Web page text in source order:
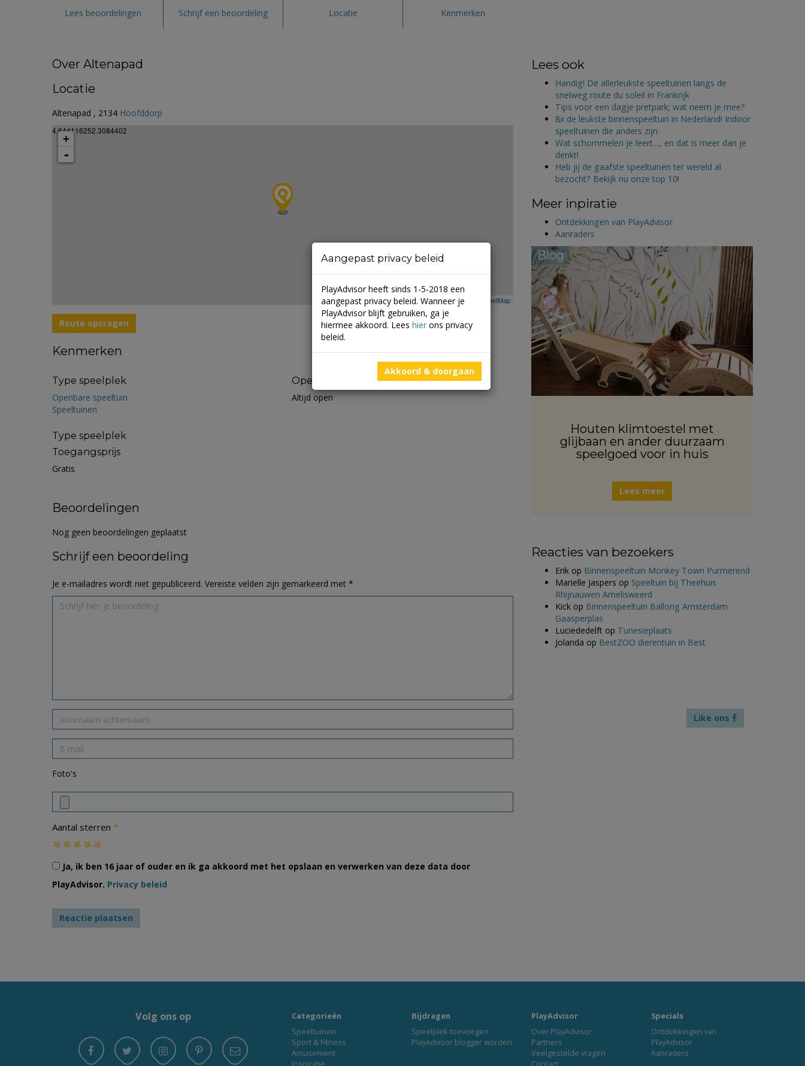
Lees beoordelingen Schrijf een beoordeling Locatie Kenmerken
Over Altenapad
Locatie
Altenapad , 2134 Hoofddorp
4.644116252.3084402
+
-
Leaflet | ©Mapbox © OpenStreetMap
Route opvragen
Kenmerken
Type speelplek
Openbare speeltuin
Speeltuinen
Type speelplek
Toegangsprijs
Gratis
Openingstijden
Altijd open
Beoordelingen
Nog geen beoordelingen geplaatst
Schrijf een beoordeling
Je e-mailadres wordt niet gepubliceerd. Vereiste velden zijn gemarkeerd met *
Foto's
Aantal sterren *
Ja, ik ben 16 jaar of ouder en ik ga akkoord met het opslaan en verwerken van deze data door
PlayAdvisor. Privacy beleid
Lees ook
Handig! De allerleukste speeltuinen langs de
snelweg route du soleil in Frankrijk
Tips voor een dagje pretpark; wat neem je mee?
8x de leukste binnenspeeltuin in Nederland! Indoor
speeltuinen die anders zijn.
Wat schommelen je leert…, en dat is meer dan je
denkt!
Heb jij de gaafste speeltuinen ter wereld al
bezocht? Bekijk nu onze top 10!
Meer inpiratie
Ontdekkingen van PlayAdvisor
Aanraders
Blog
Houten klimtoestel met
glijbaan en ander duurzaam
speelgoed voor in huis
Lees meer
Reacties van bezoekers
Erik op Binnenspeeltuin Monkey Town Purmerend
Marielle Jaspers op Speeltuin bij Theehuis
Rhijnauwen Amelisweerd
Kick op Binnenspeeltuin Ballorig Amsterdam
Gaasperplas
Luciededelft op Tunesiëplaats
Jolanda op BestZOO dierentuin in Best
Like ons
Volg ons op
Categorieën
Speeltuinen
Sport & Fitness
Amusement
Inspiratie
Bijdragen
Speelplek toevoegen
PlayAdvisor blogger worden
PlayAdvisor
Over PlayAdvisor
Partners
Veelgestelde vragen
Contact
Specials
Ontdekkingen van
PlayAdvisor
Aanraders
Aangepast privacy beleid
PlayAdvisor heeft sinds 1-5-2018 een
aangepast privacy beleid. Wanneer je
PlayAdvisor blijft gebruiken, ga je
hiermee akkoord. Lees hier ons privacy
beleid.
Akkoord & doorgaan